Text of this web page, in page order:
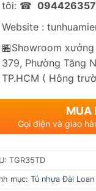
tôi: ☎
Website :
🏪Showroom
379, Phường Tăng
TP.HCM ( Hông
MUA
Gọi điện và giao
TGR35TD
mục: Tủ nhựa Đài